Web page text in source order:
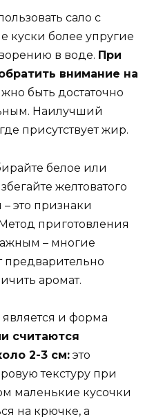
сало с
куски более упругие
в воде. При
внимание на
быть достаточно
Наилучший
присутствует жир.
белое или
желтоватого
это признаки
приготовления
– многие
аромат.
и форма
считаются
2-3 см: это
текстуру при
маленькие кусочки
на крючке, а